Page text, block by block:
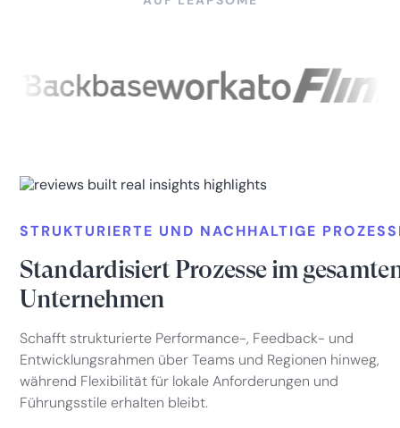
STRUKTURIERTE UND NACHHALTIGE
Standardisiert Prozesse im
Unternehmen
Schafft strukturierte Performance-, Feedback- und
Entwicklungsrahmen über Teams und Regionen hinweg,
während Flexibilität für lokale Anforderungen und
Führungsstile erhalten bleibt.